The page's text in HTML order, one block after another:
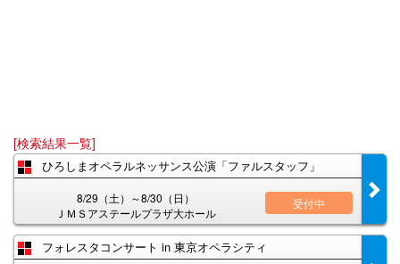
[検索結果一覧]
ひろしまオペラルネッサンス公演「ファルスタッフ」
8/29（土）～8/30（日）
ＪＭＳアステールプラザ大ホール
受付中
フォレスタコンサート in 東京オペラシティ